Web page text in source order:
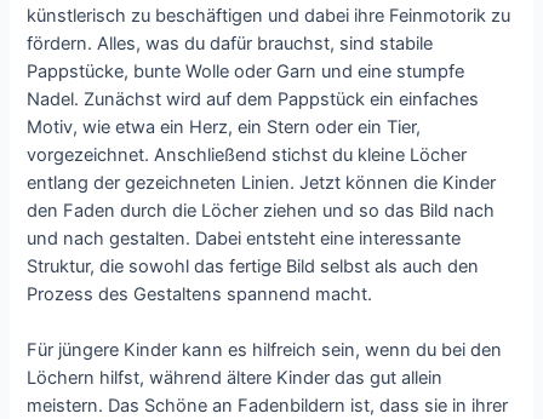
künstlerisch zu beschäftigen und dabei ihre Feinmotorik zu
fördern. Alles, was du dafür brauchst, sind stabile
Pappstücke, bunte Wolle oder Garn und eine stumpfe
Nadel. Zunächst wird auf dem Pappstück ein einfaches
Motiv, wie etwa ein Herz, ein Stern oder ein Tier,
vorgezeichnet. Anschließend stichst du kleine Löcher
entlang der gezeichneten Linien. Jetzt können die Kinder
den Faden durch die Löcher ziehen und so das Bild nach
und nach gestalten. Dabei entsteht eine interessante
Struktur, die sowohl das fertige Bild selbst als auch den
Prozess des Gestaltens spannend macht.
Für jüngere Kinder kann es hilfreich sein, wenn du bei den
Löchern hilfst, während ältere Kinder das gut allein
meistern. Das Schöne an Fadenbildern ist, dass sie in ihrer